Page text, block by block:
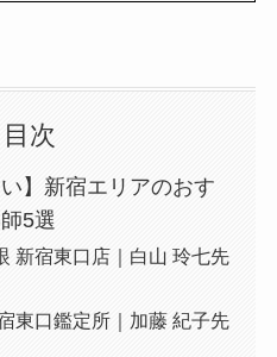
目次
】新宿エリアのおす
5選
新宿東口店｜白山 玲七先
東口鑑定所｜加藤 紀子先